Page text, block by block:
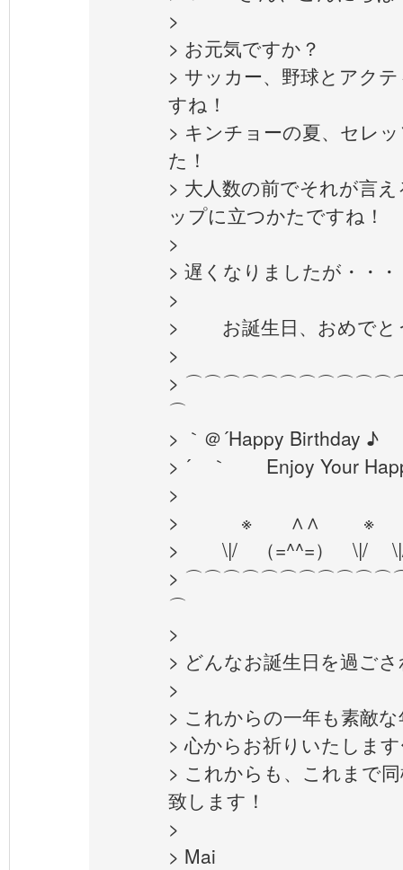
>
> お元気ですか？
> サッカー、野球とアク
すね！
> キンチョーの夏、セレ
た！
> 大人数の前でそれが言
ップに立つかたですね！
>
> 遅くなりましたが・・・
>
> お誕生日、おめでと
>
>
⌒
> ｀＠´Happy Birthday ♪
> ´ ｀ Enjoy Your
>
> ※ ∧∧ ※
> \|/ （=^^=） \|/
>
⌒
>
> どんなお誕生日を過ご
>
> これからの一年も素敵
> 心からお祈りいたしま
> これからも、これまで
致します！
>
> Mai